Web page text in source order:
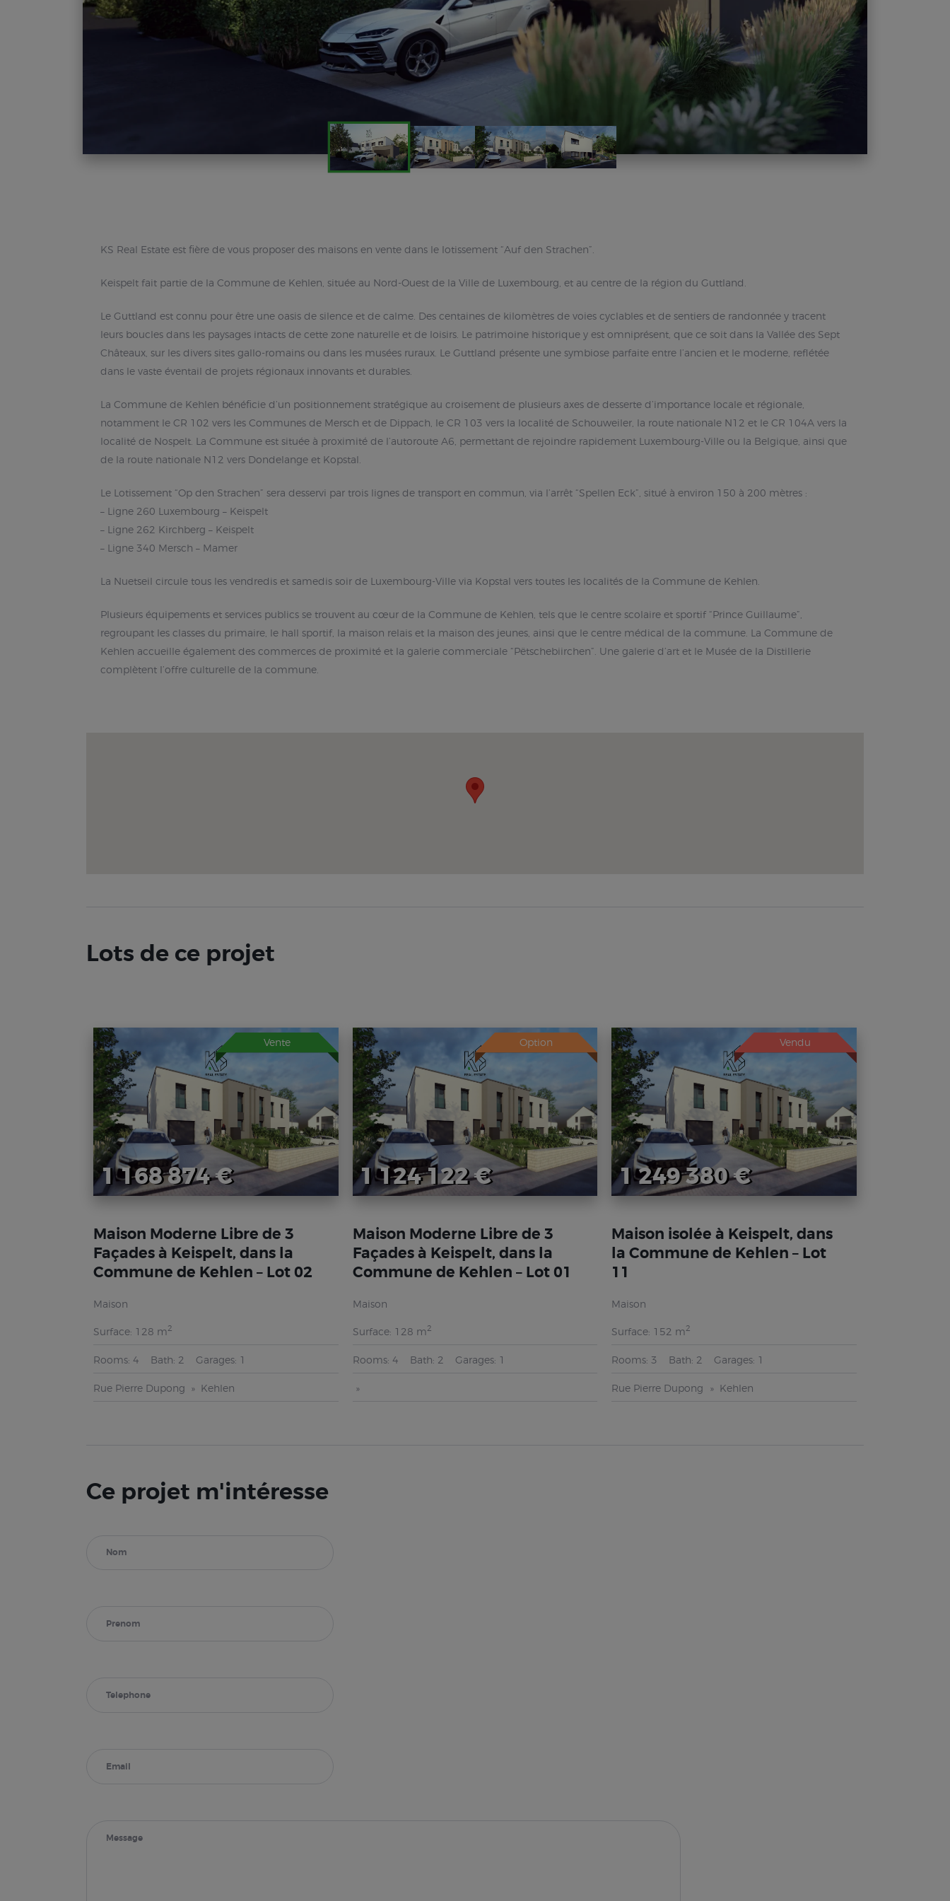
KS Real Estate est fière de vous proposer des maisons en vente dans le lotissement “Auf den Strachen”.
Keispelt fait partie de la Commune de Kehlen, située au Nord-Ouest de la Ville de Luxembourg, et au centre de la région du Guttland.
Le Guttland est connu pour être une oasis de silence et de calme. Des centaines de kilomètres de voies cyclables et de sentiers de randonnée y tracent
leurs boucles dans les paysages intacts de cette zone naturelle et de loisirs. Le patrimoine historique y est omniprésent, que ce soit dans la Vallée des Sept
Châteaux, sur les divers sites gallo-romains ou dans les musées ruraux. Le Guttland présente une symbiose parfaite entre l’ancien et le moderne, reflétée
dans le vaste éventail de projets régionaux innovants et durables.
La Commune de Kehlen bénéficie d’un positionnement stratégique au croisement de plusieurs axes de desserte d’importance locale et régionale,
notamment le CR 102 vers les Communes de Mersch et de Dippach, le CR 103 vers la localité de Schouweiler, la route nationale N12 et le CR 104A vers la
localité de Nospelt. La Commune est située à proximité de l’autoroute A6, permettant de rejoindre rapidement Luxembourg-Ville ou la Belgique, ainsi que
de la route nationale N12 vers Dondelange et Kopstal.
Le Lotissement “Op den Strachen” sera desservi par trois lignes de transport en commun, via l’arrêt “Spellen Eck”, situé à environ 150 à 200 mètres :
– Ligne 260 Luxembourg – Keispelt
– Ligne 262 Kirchberg – Keispelt
– Ligne 340 Mersch – Mamer
La Nuetseil circule tous les vendredis et samedis soir de Luxembourg-Ville via Kopstal vers toutes les localités de la Commune de Kehlen.
Plusieurs équipements et services publics se trouvent au cœur de la Commune de Kehlen, tels que le centre scolaire et sportif “Prince Guillaume”,
regroupant les classes du primaire, le hall sportif, la maison relais et la maison des jeunes, ainsi que le centre médical de la commune. La Commune de
Kehlen accueille également des commerces de proximité et la galerie commerciale “Pëtschebiirchen”. Une galerie d’art et le Musée de la Distillerie
complètent l’offre culturelle de la commune.
Lots de ce projet
Vente
1 168 874 €
Maison Moderne Libre de 3
Façades à Keispelt, dans la
Commune de Kehlen – Lot 02
Maison
Surface: 128 m2
Rooms: 4 Bath: 2 Garages: 1
Rue Pierre Dupong Kehlen
Option
1 124 122 €
Maison Moderne Libre de 3
Façades à Keispelt, dans la
Commune de Kehlen – Lot 01
Maison
Surface: 128 m2
Rooms: 4 Bath: 2 Garages: 1
Vendu
1 249 380 €
Maison isolée à Keispelt, dans
la Commune de Kehlen – Lot
11
Maison
Surface: 152 m2
Rooms: 3 Bath: 2 Garages: 1
Rue Pierre Dupong Kehlen
Ce projet m'intéresse